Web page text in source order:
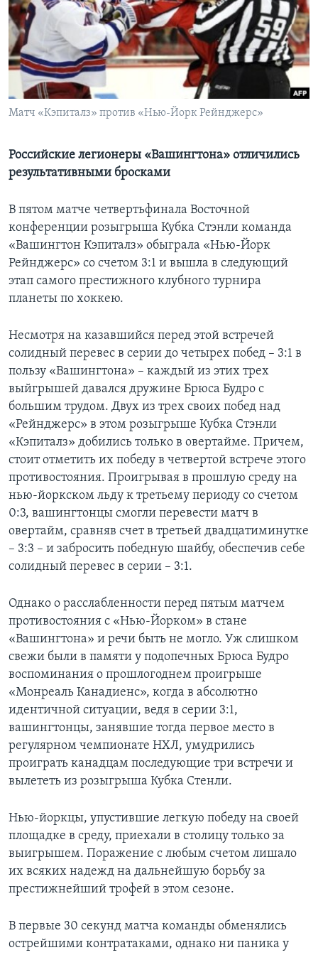
Learning English
СОЦИАЛЬНЫЕ СЕТИ
Матч «Кэпиталз» против «Нью-Йорк Рейнджерс»
Российские легионеры «Вашингтона» отличились
результативными бросками
В пятом матче четвертьфинала Восточной
конференции розыгрыша Кубка Стэнли команда
«Вашингтон Кэпиталз» обыграла «Нью-Йорк
Рейнджерс» со счетом 3:1 и вышла в следующий
этап самого престижного клубного турнира
планеты по хоккею.
Несмотря на казавшийся перед этой встречей
солидный перевес в серии до четырех побед – 3:1 в
пользу «Вашингтона» – каждый из этих трех
выйгрышей давался дружине Брюса Будро с
большим трудом. Двух из трех своих побед над
«Рейнджерс» в этом розыгрыше Кубка Стэнли
«Кэпиталз» добились только в овертайме. Причем,
стоит отметить их победу в четвертой встрече этого
противостояния. Проигрывая в прошлую среду на
нью-йоркском льду к третьему периоду со счетом
0:3, вашингтонцы смогли перевести матч в
овертайм, сравняв счет в третьей двадцатиминутке
– 3:3 – и забросить победную шайбу, обеспечив себе
солидный перевес в серии – 3:1.
Однако о расслабленности перед пятым матчем
противостояния с «Нью-Йорком» в стане
«Вашингтона» и речи быть не могло. Уж слишком
свежи были в памяти у подопечных Брюса Будро
воспоминания о прошлогоднем проигрыше
«Монреаль Канадиенс», когда в абсолютно
идентичной ситуации, ведя в серии 3:1,
вашингтонцы, занявшие тогда первое место в
регулярном чемпионате НХЛ, умудрились
проиграть канадцам последующие три встречи и
вылететь из розыгрыша Кубка Стенли.
Нью-йоркцы, упустившие легкую победу на своей
площадке в среду, приехали в столицу только за
выигрышем. Поражение с любым счетом лишало
их всяких надежд на дальнейшую борьбу за
престижнейший трофей в этом сезоне.
В первые 30 секунд матча команды обменялись
острейшими контратаками, однако ни паника у